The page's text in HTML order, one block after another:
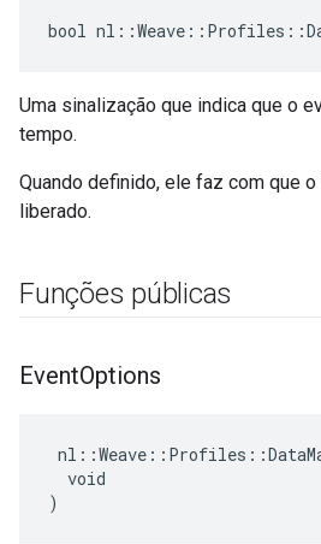
bool
Uma sinalização que indica que o
tempo.
Quando definido, ele faz com que
liberado.
Funções públicas
EventOptions
  void
)